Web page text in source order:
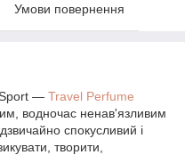
Умови повернення
Sport — Travel Perfume
водночас ненав'язливим
спокусливий і
творити,